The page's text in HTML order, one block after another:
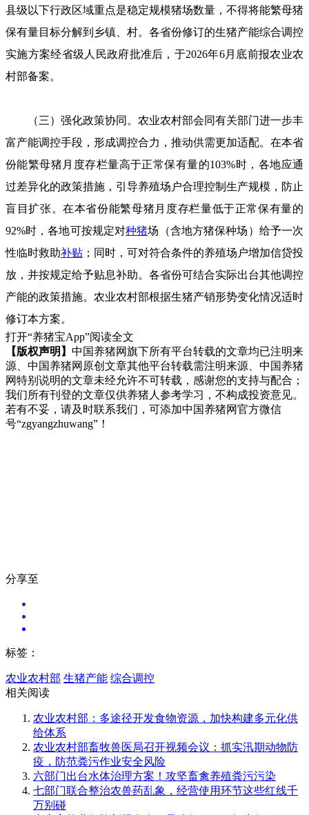
县级以下行政区域重点是稳定规模猪场数量，不得将能繁母猪
保有量目标分解到乡镇、村。各省份修订的生猪产能综合调控
实施方案经省级人民政府批准后，于2026年6月底前报农业农
村部备案。
（三）强化政策协同。农业农村部会同有关部门进一步丰
富产能调控手段，形成调控合力，推动供需更加适配。在本省
份能繁母猪月度存栏量高于正常保有量的103%时，各地应通
过差异化的政策措施，引导养殖场户合理控制生产规模，防止
盲目扩张。在本省份能繁母猪月度存栏量低于正常保有量的
92%时，各地可按规定对种猪场（含地方猪保种场）给予一次
性临时救助补贴 ；同时，可对符合条件的养殖场户增加信贷投
放，并按规定给予贴息补助。各省份可结合实际出台其他调控
产能的政策措施。农业农村部根据生猪产销形势变化情况适时
修订本方案。
打开“养猪宝App”阅读全文
【版权声明】 中国养猪网旗下所有平台转载的文章均已注明来
源、中国养猪网原创文章其他平台转载需注明来源、中国养猪
网特别说明的文章未经允许不可转载，感谢您的支持与配合；
我们所有刊登的文章仅供养猪人参考学习，不构成投资意见。
若有不妥，请及时联系我们，可添加中国养猪网官方微信
号“zgyangzhuwang”！
分享至
标签：
农业农村部 生猪产能 综合调控
相关阅读
农业农村部：多途径开发食物资源，加快构建多元化供
给体系
农业农村部畜牧兽医局召开视频会议：抓实汛期动物防
疫，防范粪污作业安全风险
六部门出台水体治理方案！攻坚畜禽养殖粪污污染
七部门联合整治农兽药乱象，经营使用环节这些红线千
万别碰